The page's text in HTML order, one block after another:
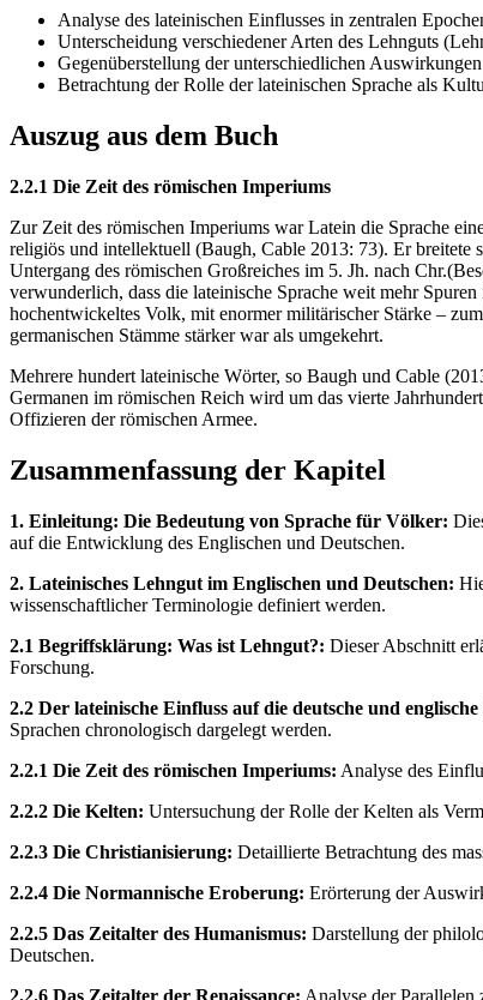
Analyse des lateinischen Einflusses in zentralen
Unterscheidung verschiedener Arten des Lehnguts
Gegenüberstellung der unterschiedlichen
Betrachtung der Rolle der lateinischen Sprache als
Auszug aus dem Buch
2.2.1 Die Zeit des römischen Imperiums
Zur Zeit des römischen Imperiums war Latein die Sprache
religiös und intellektuell (Baugh, Cable 2013: 73). Er breitete
Untergang des römischen Großreiches im 5. Jh. nach
verwunderlich, dass die lateinische Sprache weit mehr
hochentwickeltes Volk, mit enormer militärischer Stärke –
germanischen Stämme stärker war als umgekehrt.
Mehrere hundert lateinische Wörter, so Baugh und Cable
Germanen im römischen Reich wird um das vierte
Offizieren der römischen Armee.
Zusammenfassung der Kapitel
1. Einleitung: Die Bedeutung von Sprache für Völker:
auf die Entwicklung des Englischen und Deutschen.
2. Lateinisches Lehngut im Englischen und Deutschen:
wissenschaftlicher Terminologie definiert werden.
2.1 Begriffsklärung: Was ist Lehngut?: Dieser Abschnitt
Forschung.
2.2 Der lateinische Einfluss auf die deutsche und englische
Sprachen chronologisch dargelegt werden.
2.2.1 Die Zeit des römischen Imperiums: Analyse des
2.2.2 Die Kelten: Untersuchung der Rolle der Kelten als
2.2.3 Die Christianisierung: Detaillierte Betrachtung des
2.2.4 Die Normannische Eroberung: Erörterung der
2.2.5 Das Zeitalter des Humanismus: Darstellung der
Deutschen.
2.2.6 Das Zeitalter der Renaissance: Analyse der Parallelen